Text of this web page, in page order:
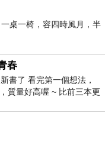
桌一椅，容四時風月，半
春
書了 看完第一個想法，
量好高喔 ~ 比前三本更